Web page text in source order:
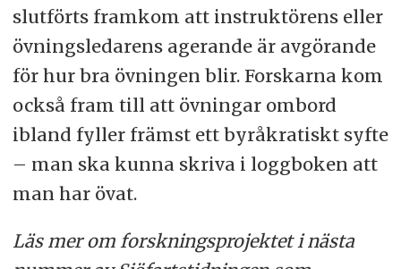
slutförts framkom att instruktörens eller
övningsledarens agerande är avgörande
för hur bra övningen blir. Forskarna kom
också fram till att övningar ombord
ibland fyller främst ett byråkratiskt syfte
– man ska kunna skriva i loggboken att
man har övat.
Läs mer om forskningsprojektet i nästa